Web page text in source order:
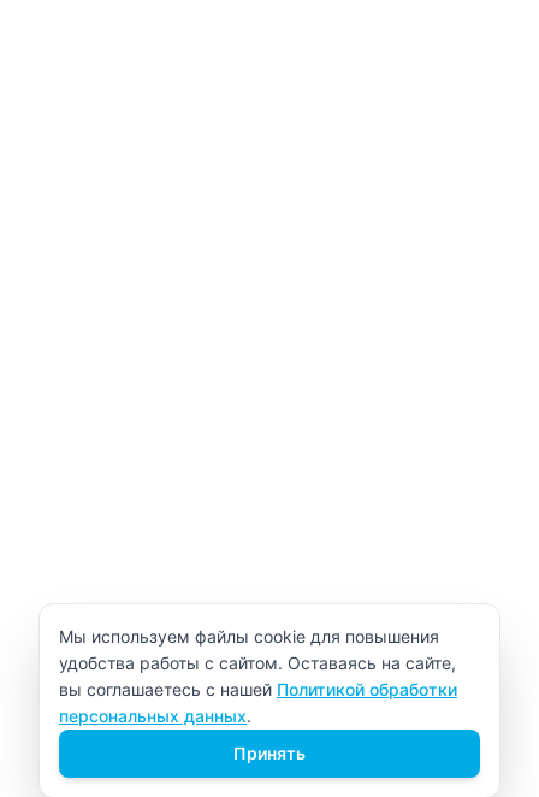
Уведомление об использовании cookie
Мы используем файлы cookie для повышения
удобства работы с сайтом. Оставаясь на сайте,
вы соглашаетесь с нашей Политикой обработки
персональных данных.
Принять